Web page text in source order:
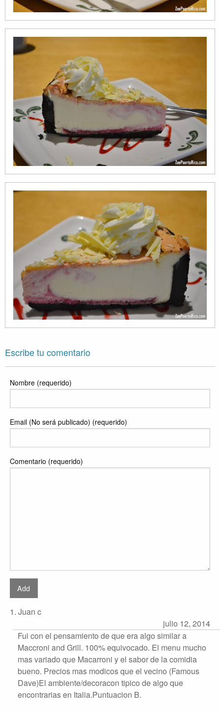
Escribe tu comentario
Nombre (requerido)
Email (No será publicado) (requerido)
Comentario (requerido)
1. Juan c
julio 12, 2014
Fui con el pensamiento de que era algo similar a
Maccroni and Grill. 100% equivocado. El menu mucho
mas variado que Macarroni y el sabor de la comidia
bueno. Precios mas modicos que el vecino (Famous
Dave)El ambiente/decoracon tipico de algo que
encontrarias en Italia.Puntuacion B.